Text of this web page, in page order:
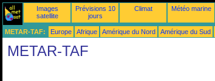
Images
satellite
Prévisions 10
jours
Climat Météo marine
METAR-TAF: Europe Afrique Amérique du Nord Amérique du Sud
METAR-TAF